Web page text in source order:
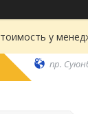
у
пр.